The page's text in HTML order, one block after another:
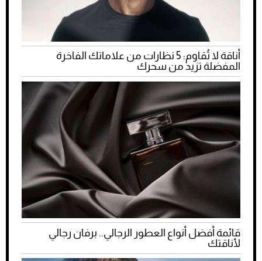
أناقة لا تُقاوم: 5 نظارات من علاماتك الفاخرة
المفضلة تزيد من سحرك
قائمة أفضل أنواع العطور الرجالي.. برفان رجالي
لأناقتك